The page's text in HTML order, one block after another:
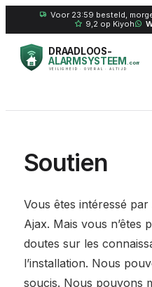
Voor 23:59 besteld,
9,2 op Kiyoh
DRAADLOOS-
ALARMSYSTEEM.com
VEILIGHEID · OVERAL · ALTIJD
Soutien
Vous êtes intéressé par
Ajax. Mais vous n’êtes
doutes sur les
l’installation. Nous
soucis. Nous pouvons